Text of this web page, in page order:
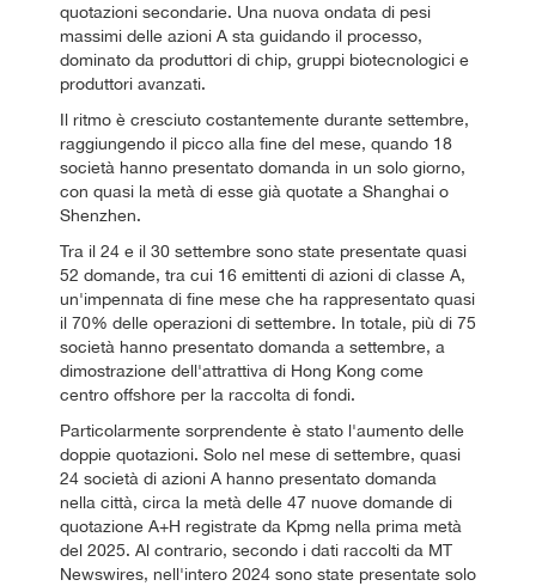
quotazioni secondarie. Una nuova ondata di pesi
massimi delle azioni A sta guidando il processo,
dominato da produttori di chip, gruppi biotecnologici e
produttori avanzati.
Il ritmo è cresciuto costantemente durante settembre,
raggiungendo il picco alla fine del mese, quando 18
società hanno presentato domanda in un solo giorno,
con quasi la metà di esse già quotate a Shanghai o
Shenzhen.
Tra il 24 e il 30 settembre sono state presentate quasi
52 domande, tra cui 16 emittenti di azioni di classe A,
un'impennata di fine mese che ha rappresentato quasi
il 70% delle operazioni di settembre. In totale, più di 75
società hanno presentato domanda a settembre, a
dimostrazione dell'attrattiva di Hong Kong come
centro offshore per la raccolta di fondi.
Particolarmente sorprendente è stato l'aumento delle
doppie quotazioni. Solo nel mese di settembre, quasi
24 società di azioni A hanno presentato domanda
nella città, circa la metà delle 47 nuove domande di
quotazione A+H registrate da Kpmg nella prima metà
del 2025. Al contrario, secondo i dati raccolti da MT
Newswires, nell'intero 2024 sono state presentate solo